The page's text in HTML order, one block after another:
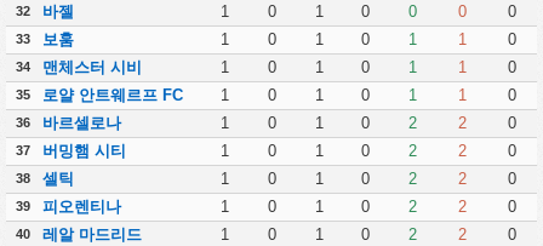
32 바젤 1 0 1 0 0 0 0
33 보훔 1 0 1 0 1 1 0
34 맨체스터 시비 1 0 1 0 1 1 0
35 로얄 안트웨르프 FC 1 0 1 0 1 1 0
36 바르셀로나 1 0 1 0 2 2 0
37 버밍햄 시티 1 0 1 0 2 2 0
38 셀틱 1 0 1 0 2 2 0
39 피오렌티나 1 0 1 0 2 2 0
40 레알 마드리드 1 0 1 0 2 2 0